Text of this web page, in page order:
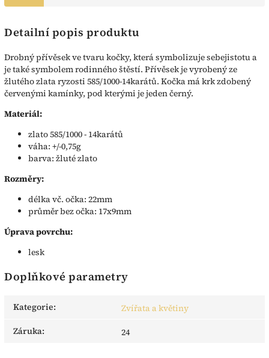
Detailní popis produktu
Drobný přívěsek ve tvaru kočky, která symbolizuje sebejistotu a
je také symbolem rodinného štěstí. Přívěsek je vyrobený ze
žlutého zlata ryzosti 585/1000-14karátů. Kočka má krk zdobený
červenými kamínky, pod kterými je jeden černý.
Materiál:
zlato 585/1000 - 14karátů
váha: +/-0,75g
barva: žluté zlato
Rozměry:
délka vč. očka: 22mm
průměr bez očka: 17x9mm
Úprava povrchu:
lesk
Doplňkové parametry
Kategorie:
Zvířata a květiny
Záruka: 24